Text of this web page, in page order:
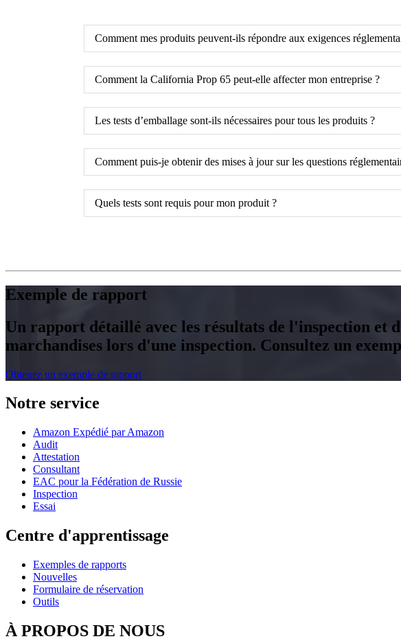
Comment mes produits peuvent-ils répondre aux exigences
Comment la California Prop 65 peut-elle affecter mon entreprise ?
Les tests d’emballage sont-ils nécessaires pour tous les produits ?
Comment puis-je obtenir des mises à jour sur les questions
Quels tests sont requis pour mon produit ?
Exemple de rapport
Un rapport détaillé avec les résultats de l'inspection et
marchandises lors d'une inspection. Consultez un
Obtenez un exemple de rapport
Notre service
Amazon Expédié par Amazon
Audit
Attestation
Consultant
EAC pour la Fédération de Russie
Inspection
Essai
Centre d'apprentissage
Exemples de rapports
Nouvelles
Formulaire de réservation
Outils
À PROPOS DE NOUS